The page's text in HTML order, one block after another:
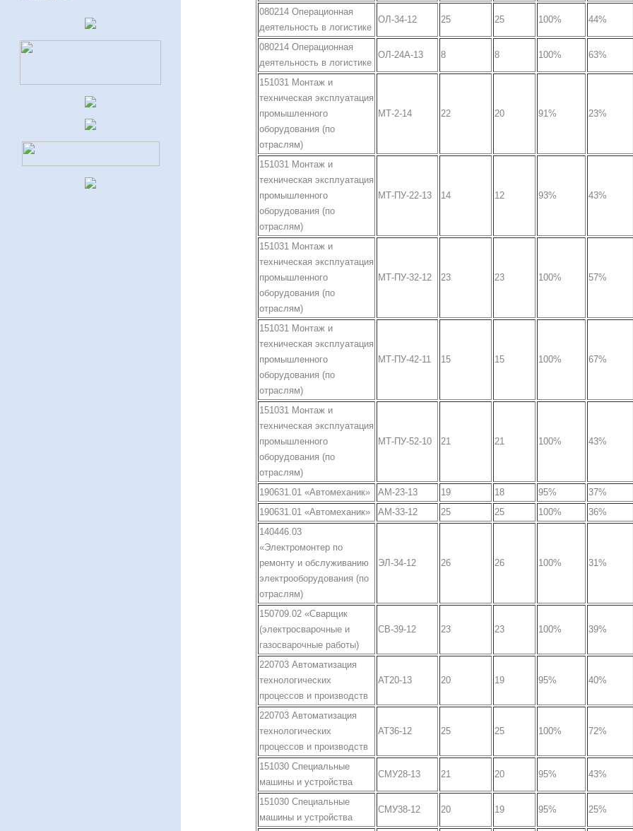
080214 Операционная
деятельность в логистике
ОЛ-34-12 25 25 100% 44%
080214 Операционная
деятельность в логистике
ОЛ-24А-13 8 8 100% 63%
151031 Монтаж и
техническая эксплуатация
промышленного
оборудования (по
отраслям)
МТ-2-14 22 20 91% 23%
151031 Монтаж и
техническая эксплуатация
промышленного
оборудования (по
отраслям)
МТ-ПУ-22-13 14 12 93% 43%
151031 Монтаж и
техническая эксплуатация
промышленного
оборудования (по
отраслям)
МТ-ПУ-32-12 23 23 100% 57%
151031 Монтаж и
техническая эксплуатация
промышленного
оборудования (по
отраслям)
МТ-ПУ-42-11 15 15 100% 67%
151031 Монтаж и
техническая эксплуатация
промышленного
оборудования (по
отраслям)
МТ-ПУ-52-10 21 21 100% 43%
190631.01 «Автомеханик» АМ-23-13 19 18 95% 37%
190631.01 «Автомеханик»
АМ-33-12 25 25 100% 36%
140446.03
«Электромонтер по
ремонту и обслуживанию
электрооборудования (по
отраслям)
ЭЛ-34-12 26 26 100% 31%
150709.02 «Сварщик
(электросварочные и
газосварочные работы)
СВ-39-12 23 23 100% 39%
220703 Автоматизация
технологических
процессов и производств
АТ20-13 20 19 95% 40%
220703 Автоматизация
технологических
процессов и производств
АТ36-12 25 25 100% 72%
151030 Специальные
машины и устройства
СМУ28-13 21 20 95% 43%
151030 Специальные
машины и устройства
СМУ38-12 20 19 95% 25%